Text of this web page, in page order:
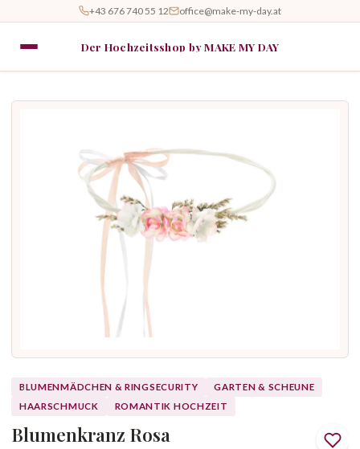
+43 676 740 55 12 office@make-my-day.at
Der Hochzeitsshop by MAKE MY DAY
BLUMENMÄDCHEN & RINGSECURITY
GARTEN & SCHEUNE
HAARSCHMUCK
ROMANTIK HOCHZEIT
Blumenkranz Rosa